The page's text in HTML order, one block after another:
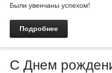
Были увенчаны успехом!
Подробнее
С Днем